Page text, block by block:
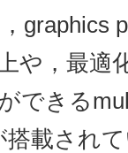
graphics
や，最適
できる
搭載され